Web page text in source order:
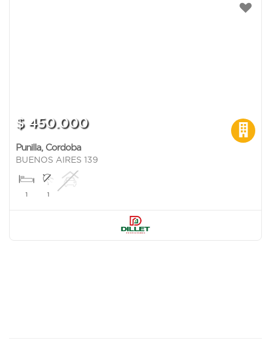
$ 450.000
Punilla, Cordoba
BUENOS AIRES 139
1 1